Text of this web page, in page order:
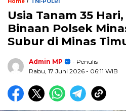
Home TNI-POLRI
Usia Tanam 35
Binaan Polsek
Subur di Minas
Admin MP
- Penulis
Rabu, 17 Juni 2026 - 06:11 WIB